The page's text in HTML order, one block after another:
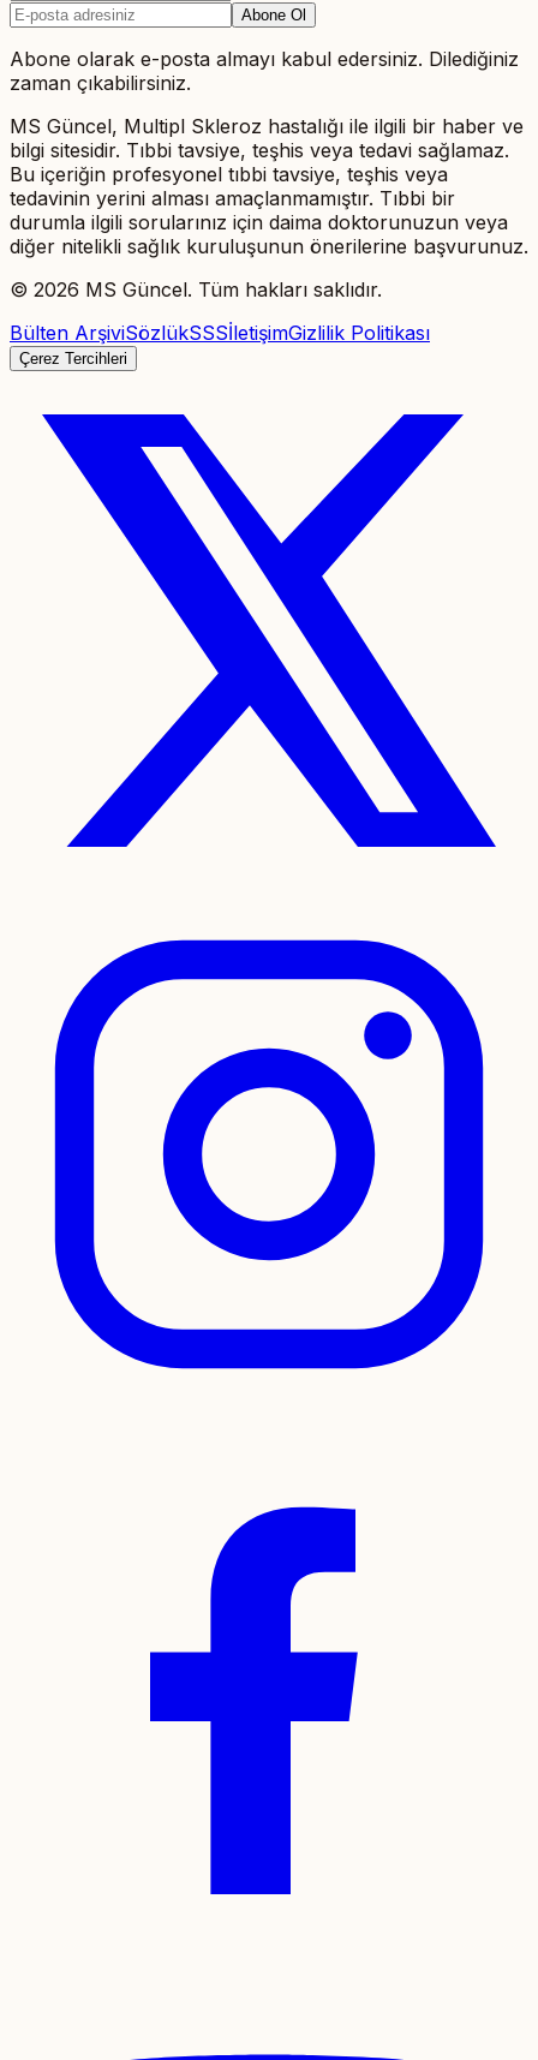
Abone Ol
Abone olarak e-posta almayı kabul edersiniz. Dilediğiniz
zaman çıkabilirsiniz.
MS Güncel, Multipl Skleroz hastalığı ile ilgili bir haber ve
bilgi sitesidir. Tıbbi tavsiye, teşhis veya tedavi sağlamaz.
Bu içeriğin profesyonel tıbbi tavsiye, teşhis veya
tedavinin yerini alması amaçlanmamıştır. Tıbbi bir
durumla ilgili sorularınız için daima doktorunuzun veya
diğer nitelikli sağlık kuruluşunun önerilerine başvurunuz.
© 2026 MS Güncel. Tüm hakları saklıdır.
Bülten ArşiviSözlükSSSİletişimGizlilik Politikası
Çerez Tercihleri